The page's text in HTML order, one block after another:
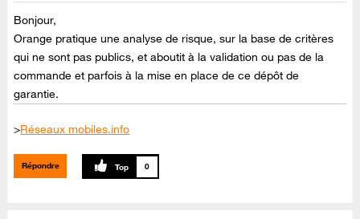
Bonjour,
Orange pratique une analyse de risque, sur la base de critères
qui ne sont pas publics, et aboutit à la validation ou pas de la
commande et parfois à la mise en place de ce dépôt de
garantie.
>Réseaux mobiles.info
Répondre 0